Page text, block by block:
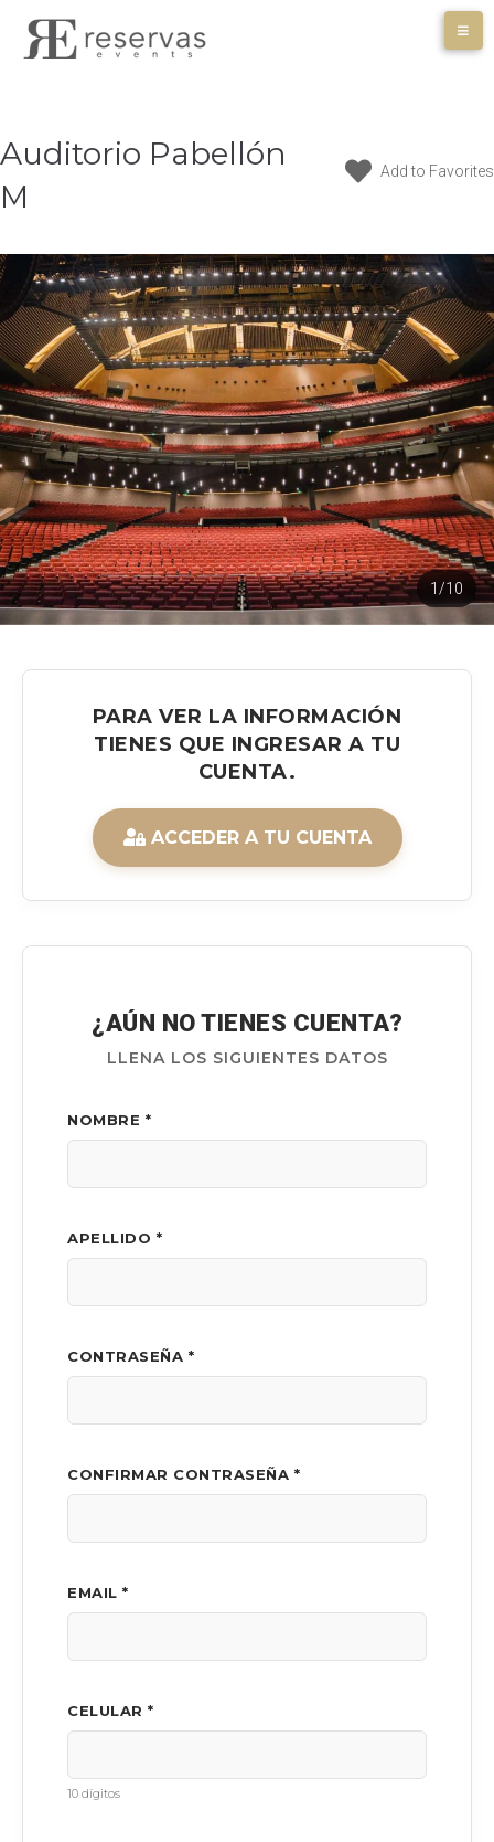
Auditorio Pabellón
M
Add to Favorites
1/10
PARA VER LA INFORMACIÓN
TIENES QUE INGRESAR A TU
CUENTA.
ACCEDER A TU CUENTA
¿AÚN NO TIENES CUENTA?
LLENA LOS SIGUIENTES DATOS
NOMBRE *
APELLIDO *
CONTRASEÑA *
CONFIRMAR CONTRASEÑA *
EMAIL *
CELULAR *
10 dígitos